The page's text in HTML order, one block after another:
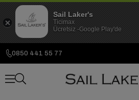
0850 441 55 77
Sail Laker's
Ticimax
Ücretsiz -Google Play'de